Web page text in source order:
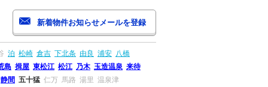
泊 松崎 倉吉 下北条 由良 浦安 八橋
島 揖屋 東松江 松江 乃木 玉造温泉 来待
静間 五十猛 仁万 馬路 湯里 温泉津